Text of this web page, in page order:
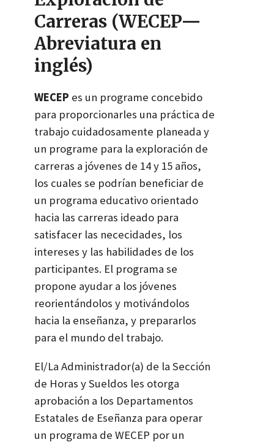
Carreras (WECEP—
Abreviatura en
inglés)
WECEP es un programe concebido
para proporcionarles una práctica de
trabajo cuidadosamente planeada y
un programe para la exploración de
carreras a jóvenes de 14 y 15 años,
los cuales se podrían beneficiar de
un programa educativo orientado
hacia las carreras ideado para
satisfacer las nececidades, los
intereses y las habilidades de los
participantes. El programa se
propone ayudar a los jóvenes
reorientándolos y motivándolos
hacia la enseñanza, y prepararlos
para el mundo del trabajo.
El/La Administrador(a) de la Sección
de Horas y Sueldos les otorga
aprobación a los Departamentos
Estatales de Eseñanza para operar
un programa de WECEP por un